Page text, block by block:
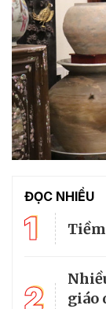
ĐỌC NHIỀU
1
2
giáo